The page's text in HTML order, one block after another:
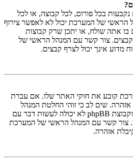
בכל פורום, לכל קבוצה, או לכל
של המערכת יכול לא לאפשר צירוף
בו אתה שולח, או יתכן שרק קבוצות
קבצים. צור קשר עם המנהל הראשי של
מדוע אינך יכול לצרף קבצים.
קובע את חוקי האתר שלו. אם עברת
שים לב כי זוהי החלטת המנהל
הראשי של המערכת, וקבוצת phpBB לא יכולה לעשות דבר עם
צור קשר עם המנהל הראשי של המערכת
אזהרה.